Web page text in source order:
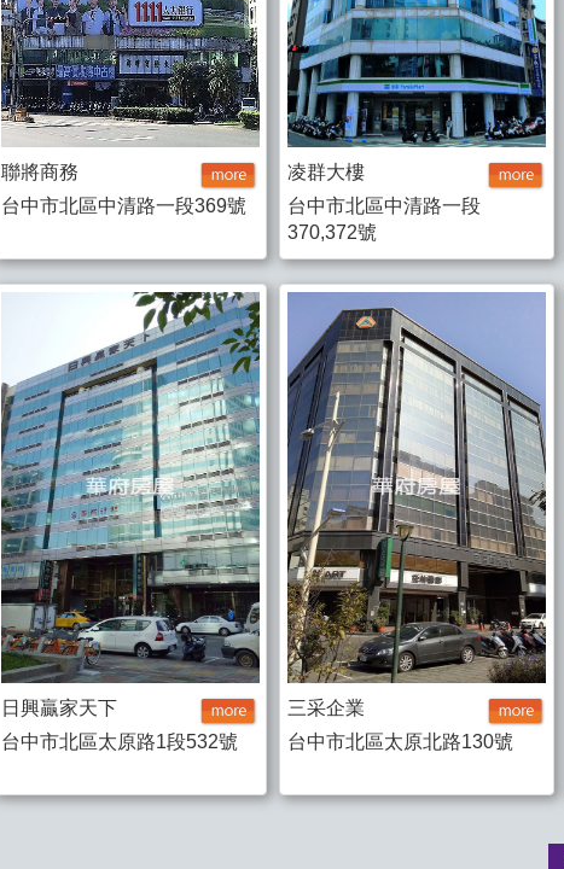
聯將商務
台中市北區中清路一段369號
凌群大樓
台中市北區中清路一段
370,372號
日興贏家天下
台中市北區太原路1段532號
三采企業
台中市北區太原北路130號